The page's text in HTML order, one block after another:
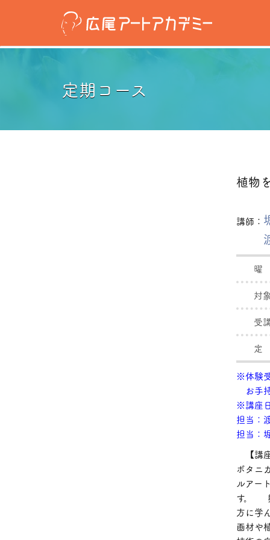
定期コース
植物
講師：
曜
対
受
定
※体験
お手
※講座
担当：
担当：
【講
ボタニ
ルアー
す。
方に学
画材や